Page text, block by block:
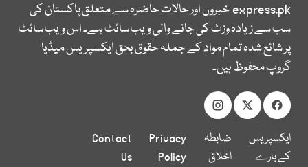
express.pkخبروں اور حالات حاضرہ سے متعلق پاکستان کی
سب سے زیادہ وزٹ کی جانے والی ویب سائٹ ہے۔ اس ویب سائٹ
پر شائع شدہ تمام مواد کے جملہ حقوق بحق ایکسپریس میڈیا
گروپ محفوظ ہیں۔
ایکسپریس
کے بارے
ضابطہ
اخلاق
Privacy
Policy
Contact
Us